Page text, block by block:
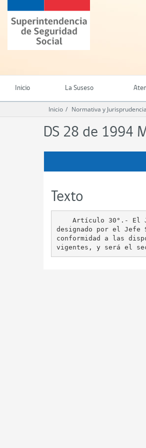
contenido
principal
Superintendencia
de
Seguridad
(SUSESO)
Chile
Inicio La Suseso
Inicio Normativa y Jurisprudencia
DS 28 de 1994
Texto
Artículo 30°.- El
designado por el
conformidad a las